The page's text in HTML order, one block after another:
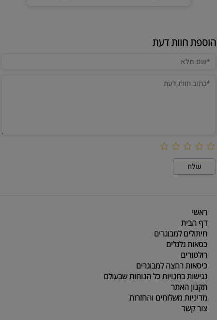
הוספת חוות דעת
ראשי
דף הבית
חיתולים למבוגרים
כסאות גלגלים
רולטורים
כיסאות רחצה למבוגרים
נגישות בחנויות כל הנוחות שבעולם
תקנון האתר
מדיניות משלוחים והחזרות
צור קשר